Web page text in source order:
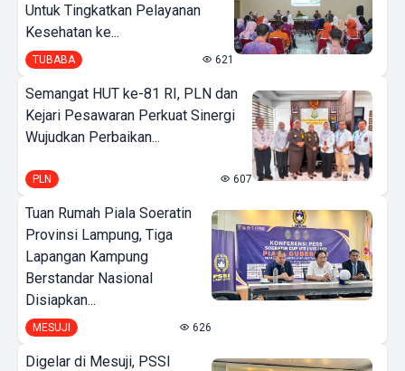
Untuk Tingkatkan Pelayanan
Kesehatan ke...
TUBABA 621
Semangat HUT ke-81 RI, PLN dan
Kejari Pesawaran Perkuat Sinergi
Wujudkan Perbaikan...
PLN 607
Tuan Rumah Piala Soeratin
Provinsi Lampung, Tiga
Lapangan Kampung
Berstandar Nasional
Disiapkan...
MESUJI 626
Digelar di Mesuji, PSSI